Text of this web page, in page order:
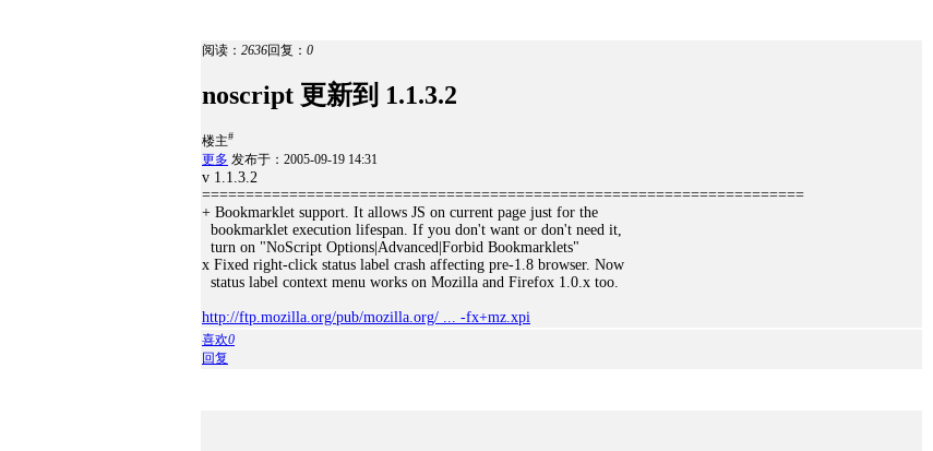
阅读： 2636回复： 0
noscript 更新到 1.1.3.2
楼主#
更多 发布于：2005-09-19 14:31
v 1.1.3.2
=====================================================================
+ Bookmarklet support. It allows JS on current page just for the
bookmarklet execution lifespan. If you don't want or don't need it,
turn on "NoScript Options|Advanced|Forbid Bookmarklets"
x Fixed right-click status label crash affecting pre-1.8 browser. Now
status label context menu works on Mozilla and Firefox 1.0.x too.
http://ftp.mozilla.org/pub/mozilla.org/ ... -fx+mz.xpi
喜欢0
回复